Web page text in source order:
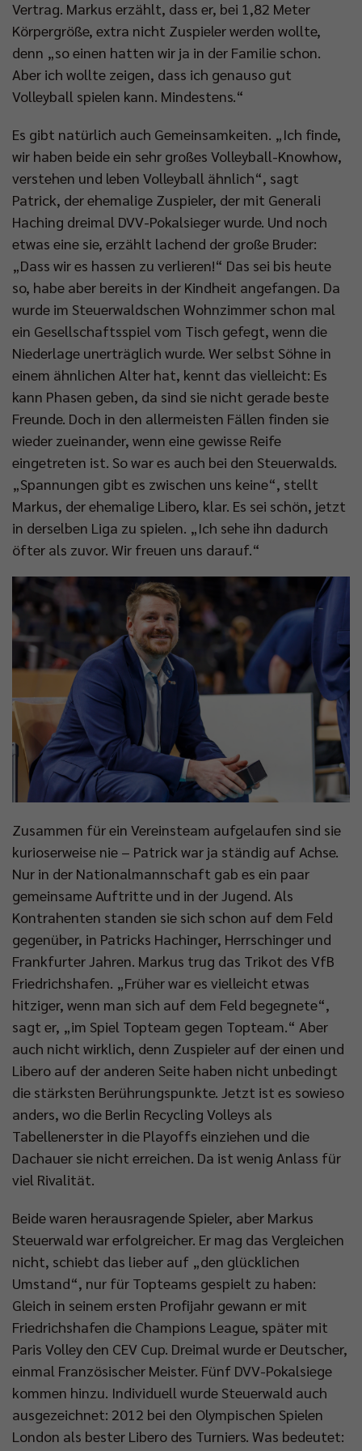
Vertrag. Markus erzählt, dass er, bei 1,82 Meter
Körpergröße, extra nicht Zuspieler werden wollte,
denn „so einen hatten wir ja in der Familie schon.
Aber ich wollte zeigen, dass ich genauso gut
Volleyball spielen kann. Mindestens.“
Es gibt natürlich auch Gemeinsamkeiten. „Ich finde,
wir haben beide ein sehr großes Volleyball-Knowhow,
verstehen und leben Volleyball ähnlich“, sagt
Patrick, der ehemalige Zuspieler, der mit Generali
Haching dreimal DVV-Pokalsieger wurde. Und noch
etwas eine sie, erzählt lachend der große Bruder:
„Dass wir es hassen zu verlieren!“ Das sei bis heute
so, habe aber bereits in der Kindheit angefangen. Da
wurde im Steuerwaldschen Wohnzimmer schon mal
ein Gesellschaftsspiel vom Tisch gefegt, wenn die
Niederlage unerträglich wurde. Wer selbst Söhne in
einem ähnlichen Alter hat, kennt das vielleicht: Es
kann Phasen geben, da sind sie nicht gerade beste
Freunde. Doch in den allermeisten Fällen finden sie
wieder zueinander, wenn eine gewisse Reife
eingetreten ist. So war es auch bei den Steuerwalds.
„Spannungen gibt es zwischen uns keine“, stellt
Markus, der ehemalige Libero, klar. Es sei schön, jetzt
in derselben Liga zu spielen. „Ich sehe ihn dadurch
öfter als zuvor. Wir freuen uns darauf.“
Zusammen für ein Vereinsteam aufgelaufen sind sie
kurioserweise nie – Patrick war ja ständig auf Achse.
Nur in der Nationalmannschaft gab es ein paar
gemeinsame Auftritte und in der Jugend. Als
Kontrahenten standen sie sich schon auf dem Feld
gegenüber, in Patricks Hachinger, Herrschinger und
Frankfurter Jahren. Markus trug das Trikot des VfB
Friedrichshafen. „Früher war es vielleicht etwas
hitziger, wenn man sich auf dem Feld begegnete“,
sagt er, „im Spiel Topteam gegen Topteam.“ Aber
auch nicht wirklich, denn Zuspieler auf der einen und
Libero auf der anderen Seite haben nicht unbedingt
die stärksten Berührungspunkte. Jetzt ist es sowieso
anders, wo die Berlin Recycling Volleys als
Tabellenerster in die Playoffs einziehen und die
Dachauer sie nicht erreichen. Da ist wenig Anlass für
viel Rivalität.
Beide waren herausragende Spieler, aber Markus
Steuerwald war erfolgreicher. Er mag das Vergleichen
nicht, schiebt das lieber auf „den glücklichen
Umstand“, nur für Topteams gespielt zu haben:
Gleich in seinem ersten Profijahr gewann er mit
Friedrichshafen die Champions League, später mit
Paris Volley den CEV Cup. Dreimal wurde er Deutscher,
einmal Französischer Meister. Fünf DVV-Pokalsiege
kommen hinzu. Individuell wurde Steuerwald auch
ausgezeichnet: 2012 bei den Olympischen Spielen
London als bester Libero des Turniers. Was bedeutet:
Impressum |Datenschutzerklärung